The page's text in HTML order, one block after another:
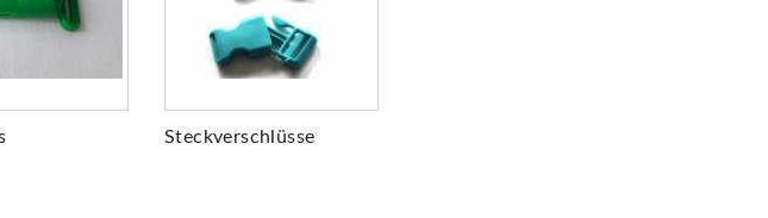
Steckverschlüsse